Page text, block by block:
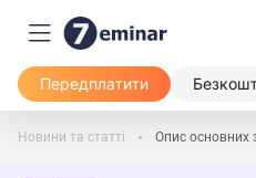
Передплатити
Новини та статті Опис основних